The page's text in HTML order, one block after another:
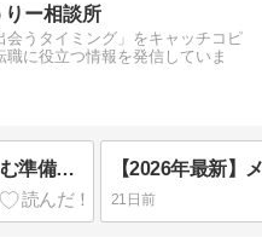
ー相談所
会うタイミング」をキャッチコピ
職に役立つ情報を発信していま
セクシーコスプレを上品に楽しむ準備ガイド｜おうちデート・イベントで失敗しない衣装選び
21日前